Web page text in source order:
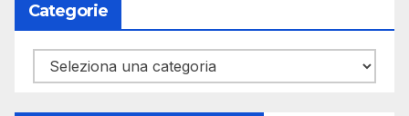
Categorie
Categorie